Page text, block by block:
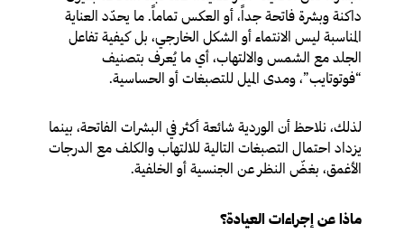
داكنة وبشرة فاتحة جداً، أو العكس تماماً. ما يحدّد العناية
المناسبة ليس الانتماء أو الشكل الخارجي، بل كيفية تفاعل
الجلد مع الشمس والالتهاب، أي ما يُعرف بتصنيف
“فوتوتايب”، ومدى الميل للتصبغات أو الحساسية.
لذلك، نلاحظ أن الوردية شائعة أكثر في البشرات الفاتحة، بينما
يزداد احتمال التصبغات التالية للالتهاب والكلف مع الدرجات
الأغمق، بغضّ النظر عن الجنسية أو الخلفية.
ماذا عن إجراءات العيادة؟